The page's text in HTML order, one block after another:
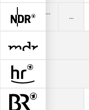
Tauchabenteuer Ostsee
& Co.
Staller
sowas?